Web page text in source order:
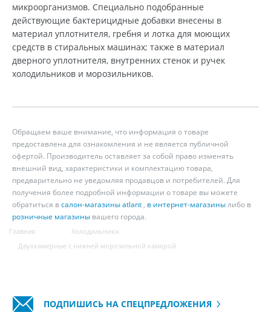
микроорганизмов. Специально подобранные
действующие бактерицидные добавки внесены в
материал уплотнителя, гребня и лотка для моющих
средств в стиральных машинах; также в материал
дверного уплотнителя, внутренних стенок и ручек
холодильников и морозильников.
Обращаем ваше внимание, что информация о товаре
предоставлена для ознакомления и не является публичной
офертой. Производитель оставляет за собой право изменять
внешний вид, характеристики и комплектацию товара,
предварительно не уведомляя продавцов и потребителей. Для
получения более подробной информации о товаре вы можете
обратиться всалон-магазины atlant , в интернет-магазинылибо в
розничные магазины вашего города.
Главная
Холодильники
Двухкамерные с нижней морозильной камерой
ПОДПИШИСЬ НА СПЕЦПРЕДЛОЖЕНИЯ